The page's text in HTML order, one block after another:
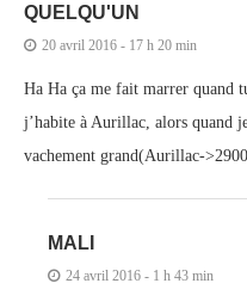
QUELQU'UN
20 avril 2016 - 17 h 20 min
Ha Ha ça me fait marrer quand
j’habite à Aurillac, alors quand
vachement grand(Aurillac-
MALI
24 avril 2016 - 1 h 43 min